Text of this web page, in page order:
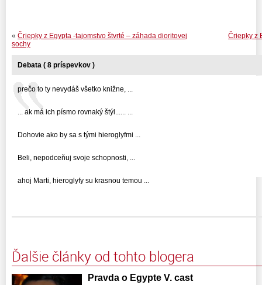
Čriepky z
« Čriepky z Egypta -tajomstvo štvrté – záhada dioritovej
sochy
Debata ( 8 príspevkov )
prečo to ty nevydáš všetko knižne, ...
... ak má ich písmo rovnaký štýl...... ...
Dohovie ako by sa s tými hieroglyfmi ...
Beli, nepodceňuj svoje schopnosti, ...
ahoj Marti, hieroglyfy su krasnou temou ...
Ďalšie články od tohto blogera
Pravda o Egypte V. cast